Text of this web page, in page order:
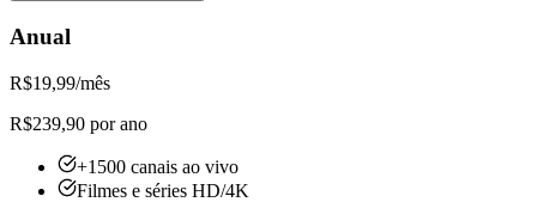
Anual
R$19,99/mês
R$239,90 por ano
+1500 canais ao vivo
Filmes e séries HD/4K